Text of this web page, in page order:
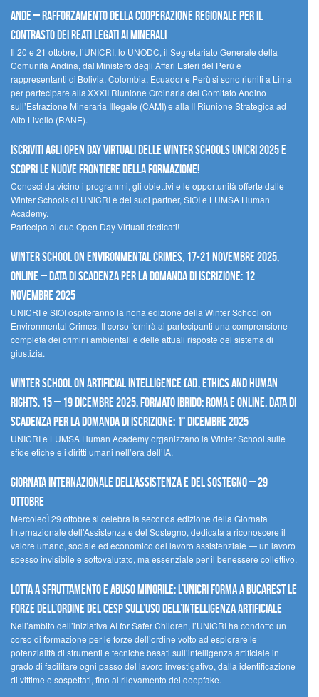
Ande – Rafforzamento della cooperazione regionale per il
contrasto dei reati legati ai minerali
Il 20 e 21 ottobre, l’UNICRI, lo UNODC, il Segretariato Generale della
Comunità Andina, dal Ministero degli Affari Esteri del Perù e
rappresentanti di Bolivia, Colombia, Ecuador e Perù si sono riuniti a Lima
per partecipare alla XXXII Riunione Ordinaria del Comitato Andino
sull’Estrazione Mineraria Illegale (CAMI) e alla II Riunione Strategica ad
Alto Livello (RANE).
Iscriviti agli Open Day Virtuali delle Winter Schools UNICRI 2025 e
scopri le nuove frontiere della formazione!
Conosci da vicino i programmi, gli obiettivi e le opportunità offerte dalle
Winter Schools di UNICRI e dei suoi partner, SIOI e LUMSA Human
Academy.
Partecipa ai due Open Day Virtuali dedicati!
Winter School on Environmental Crimes, 17-21 novembre 2025,
Online – Data di scadenza per la domanda di iscrizione: 12
novembre 2025
UNICRI e SIOI ospiteranno la nona edizione della Winter School on
Environmental Crimes. Il corso fornirà ai partecipanti una comprensione
completa dei crimini ambientali e delle attuali risposte del sistema di
giustizia.
Winter School on Artificial Intelligence (AI), Ethics and Human
Rights, 15 – 19 dicembre 2025, Formato Ibrido: Roma e online. Data di
scadenza per la domanda di iscrizione: 1° dicembre 2025
UNICRI e LUMSA Human Academy organizzano la Winter School sulle
sfide etiche e i diritti umani nell’era dell’IA.
Giornata internazionale dell’assistenza e del sostegno – 29
ottobre
MercoledÌ 29 ottobre si celebra la seconda edizione della Giornata
Internazionale dell’Assistenza e del Sostegno, dedicata a riconoscere il
valore umano, sociale ed economico del lavoro assistenziale — un lavoro
spesso invisibile e sottovalutato, ma essenziale per il benessere collettivo.
Lotta a sfruttamento e abuso minorile: l’UNICRI forma a Bucarest le
forze dell’ordine del CESP sull’uso dell’Intelligenza Artificiale
Nell’ambito dell’iniziativa AI for Safer Children, l’UNICRI ha condotto un
corso di formazione per le forze dell’ordine volto ad esplorare le
potenzialità di strumenti e tecniche basati sull’intelligenza artificiale in
grado di facilitare ogni passo del lavoro investigativo, dalla identificazione
di vittime e sospettati, fino al rilevamento dei deepfake.